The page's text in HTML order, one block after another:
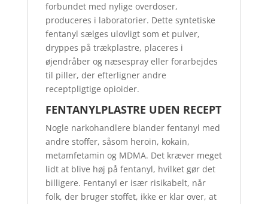
forbundet med nylige overdoser,
produceres i laboratorier. Dette syntetiske
fentanyl sælges ulovligt som et pulver,
dryppes på trækplastre, placeres i
øjendråber og næsespray eller forarbejdes
til piller, der efterligner andre
receptpligtige opioider.
FENTANYLPLASTRE UDEN RECEPT
Nogle narkohandlere blander fentanyl med
andre stoffer, såsom heroin, kokain,
metamfetamin og MDMA. Det kræver meget
lidt at blive høj på fentanyl, hvilket gør det
billigere. Fentanyl er især risikabelt, når
folk, der bruger stoffet, ikke er klar over, at